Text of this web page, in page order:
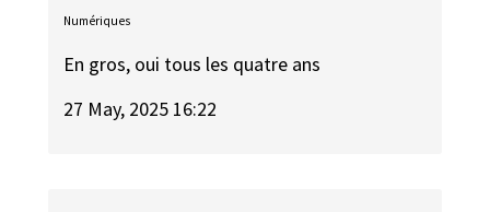
Numériques
En gros, oui tous les quatre ans
27 May, 2025 16:22